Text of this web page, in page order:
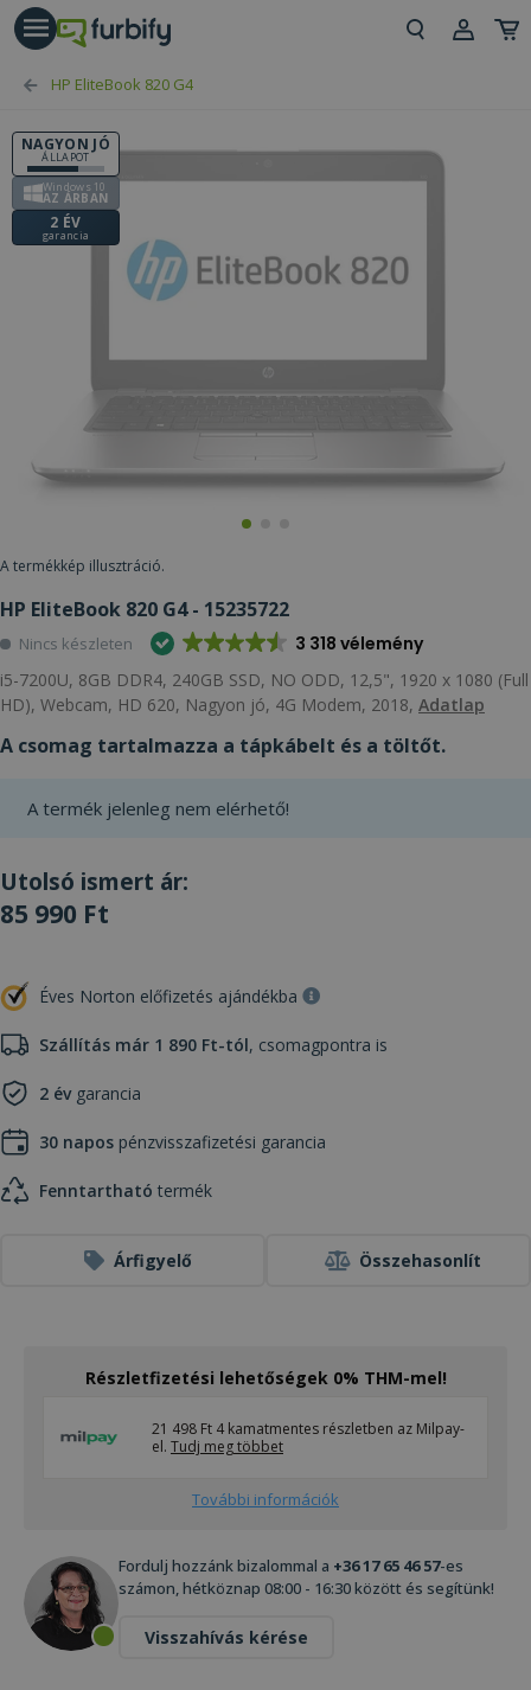
HP EliteBook 820 G4
NAGYON JÓ
ÁLLAPOT
Windows 10
AZ ÁRBAN
2 ÉV
garancia
A termékkép illusztráció.
HP EliteBook 820 G4 - 15235722
Nincs készleten 3 318 vélemény
i5-7200U, 8GB DDR4, 240GB SSD, NO ODD, 12,5", 1920 x 1080 (Full
HD), Webcam, HD 620, Nagyon jó, 4G Modem, 2018, Adatlap
A csomag tartalmazza a tápkábelt és a töltőt.
A termék jelenleg nem elérhető!
Utolsó ismert ár:
85 990 Ft
Éves Norton előfizetés ajándékba
Szállítás már 1 890 Ft-tól, csomagpontra is
2 évgarancia
30 napos pénzvisszafizetési garancia
Fenntartható termék
Árfigyelő Összehasonlít
Részletfizetési lehetőségek 0% THM-mel!
21 498 Ft 4 kamatmentes részletben az Milpay-
el. Tudj meg többet
További információk
Fordulj hozzánk bizalommal a +36 17 65 46 57-es
számon, hétköznap 08:00 - 16:30 között és segítünk!
Visszahívás kérése
gomb